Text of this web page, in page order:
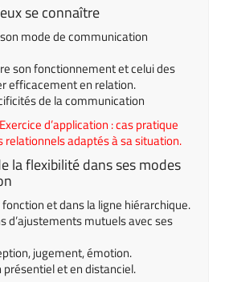
se connaître
mode de communication
son fonctionnement et celui des
efficacement en relation.
de la communication
d’application : cas pratique
relationnels adaptés à sa situation.
la flexibilité dans ses modes
et dans la ligne hiérarchique.
d’ajustements mutuels avec ses
jugement, émotion.
et en distanciel.